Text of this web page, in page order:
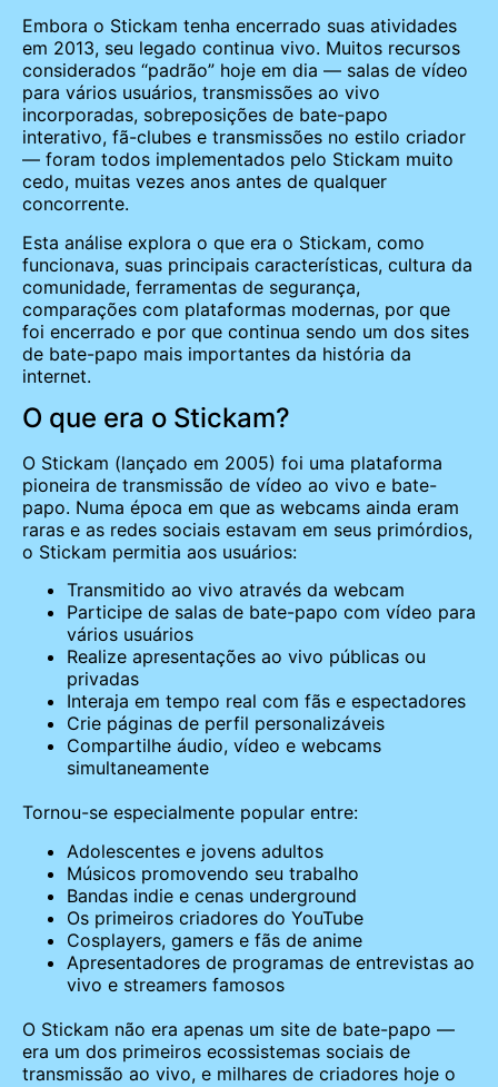
Embora o Stickam tenha encerrado suas atividades
em 2013, seu legado continua vivo. Muitos recursos
considerados “padrão” hoje em dia — salas de vídeo
para vários usuários, transmissões ao vivo
incorporadas, sobreposições de bate-papo
interativo, fã-clubes e transmissões no estilo criador
— foram todos implementados pelo Stickam muito
cedo, muitas vezes anos antes de qualquer
concorrente.
Esta análise explora o que era o Stickam, como
funcionava, suas principais características, cultura da
comunidade, ferramentas de segurança,
comparações com plataformas modernas, por que
foi encerrado e por que continua sendo um dos sites
de bate-papo mais importantes da história da
internet.
O que era o Stickam?
O Stickam (lançado em 2005) foi uma plataforma
pioneira de transmissão de vídeo ao vivo e bate-
papo. Numa época em que as webcams ainda eram
raras e as redes sociais estavam em seus primórdios,
o Stickam permitia aos usuários:
Transmitido ao vivo através da webcam
Participe de salas de bate-papo com vídeo para
vários usuários
Realize apresentações ao vivo públicas ou
privadas
Interaja em tempo real com fãs e espectadores
Crie páginas de perfil personalizáveis
Compartilhe áudio, vídeo e webcams
simultaneamente
Tornou-se especialmente popular entre:
Adolescentes e jovens adultos
Músicos promovendo seu trabalho
Bandas indie e cenas underground
Os primeiros criadores do YouTube
Cosplayers, gamers e fãs de anime
Apresentadores de programas de entrevistas ao
vivo e streamers famosos
O Stickam não era apenas um site de bate-papo —
era um dos primeiros ecossistemas sociais de
transmissão ao vivo, e milhares de criadores hoje o